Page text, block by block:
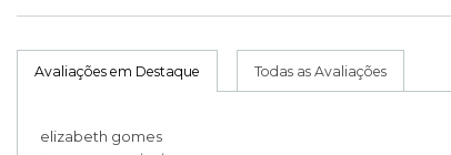
Avaliações em Destaque Todas as Avaliações
elizabeth gomes